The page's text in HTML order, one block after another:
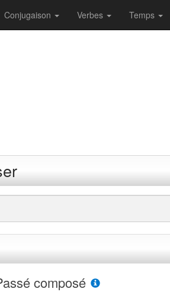
Conjugaison Verbes Temps
composé